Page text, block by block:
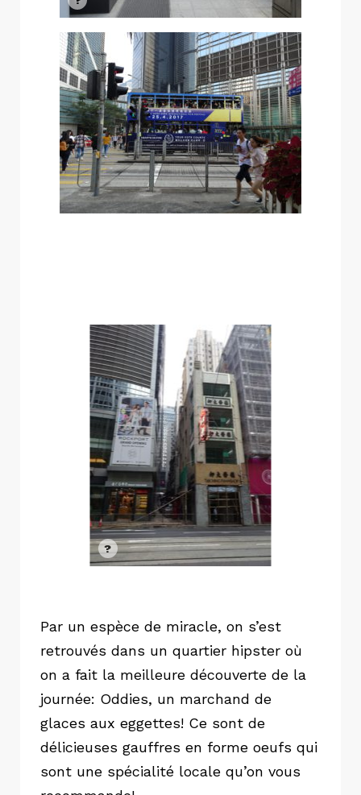
Par un espèce de miracle, on s’est
retrouvés dans un quartier hipster où
on a fait la meilleure découverte de la
journée: Oddies, un marchand de
glaces aux eggettes! Ce sont de
délicieuses gauffres en forme oeufs qui
sont une spécialité locale qu’on vous